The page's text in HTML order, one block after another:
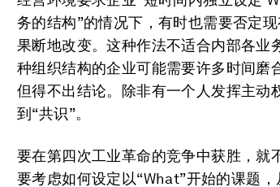
务的结构”的情况下，有时也需要否定
果断地改变。这种作法不适合内部各业
种组织结构的企业可能需要许多时间磨
但得不出结论。除非有一个人发挥主动
到“共识”。
要在第四次工业革命的竞争中获胜，就
要考虑如何设定以“What”开始的课题